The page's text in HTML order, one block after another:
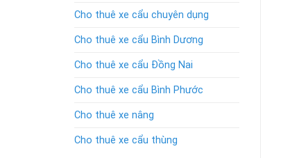
Cho thuê xe cẩu chuyên dụng
Cho thuê xe cẩu Bình Dương
Cho thuê xe cẩu Đồng Nai
Cho thuê xe cẩu Bình Phước
Cho thuê xe nâng
Cho thuê xe cẩu thùng